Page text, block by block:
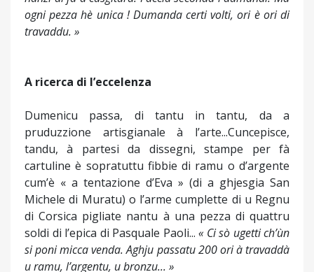
ogni pezza hè unica ! Dumanda certi volti, ori è ori di
travaddu. »
A ricerca di l’eccelenza
Dumenicu passa, di tantu in tantu, da a
pruduzzione artisgianale à l’arte...Cuncepisce,
tandu, à partesi da dissegni, stampe per fà
cartuline è sopratuttu fibbie di ramu o d’argente
cum’è « a tentazione d’Eva » (di a ghjesgia San
Michele di Muratu) o l’arme cumplette di u Regnu
di Corsica pigliate nantu à una pezza di quattru
soldi di l’epica di Pasquale Paoli... « Ci sò ugetti ch’ùn
si poni micca venda. Aghju passatu 200 ori à travaddà
u ramu, l’argentu, u bronzu... »